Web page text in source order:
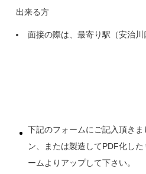
出来る方
面接の際は、最寄り駅（安治
下記のフォームにご記入頂き
ン、または製造してPDF化し
ームよりアップして下さい。